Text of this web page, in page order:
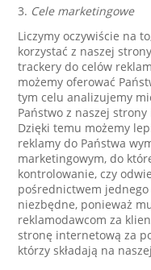
3. Cele marketingowe
Liczymy oczywiście na
korzystać z naszej
trackery do celów
możemy oferować
tym celu analizujemy
Państwo z naszej
Dzięki temu możemy
reklamy do Państwa
marketingowym, do
kontrolowanie, czy
pośrednictwem
niezbędne, ponieważ
reklamodawcom za
stronę internetową za
którzy składają na